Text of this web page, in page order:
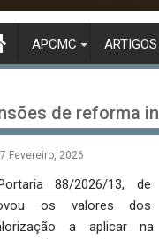
APCMC ARTIGOS
de reforma
Fevereiro, 2026
Portaria 88/2026/13, de
os valores dos
a aplicar